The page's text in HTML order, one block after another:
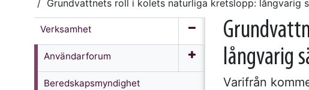
Grundvattnets roll i kolets naturliga kretslopp: långvarig
Verksamhet
Användarforum
Beredskapsmyndighet
långvarig
Varifrån